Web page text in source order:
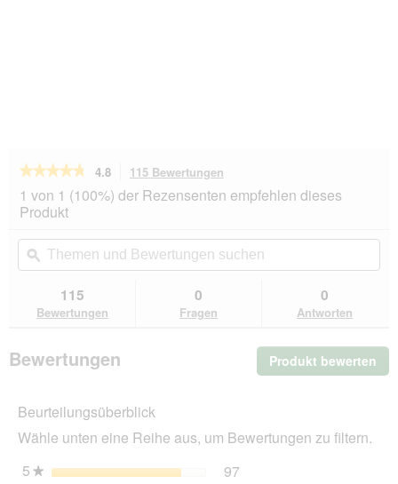
★★★★★
★★★★★
von
5
lesen
für
Advanced
Nutrition
Huhn
4.8 115 Bewertungen
dieser
Aktion
du
zu
den
1 von 1 (100%) der Rezensenten empfehlen dieses
Produkt
Themen
und
Bewertungen
ϙ
115
Bewertungen
0
Fragen
0
Antworten
Bewertungen Produkt bewerten
Mit
Beurteilungsüberblick
Wähle unten eine Reihe aus, um Bewertungen zu filtern.
5★ Sterne 97